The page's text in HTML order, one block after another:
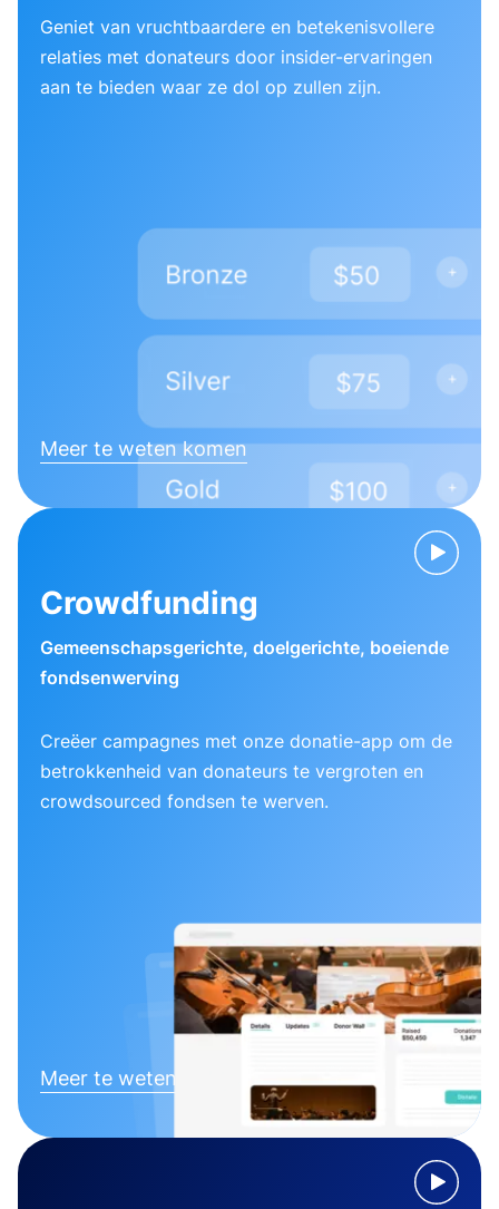
Geniet van vruchtbaardere en betekenisvollere
relaties met donateurs door insider-ervaringen
aan te bieden waar ze dol op zullen zijn.
Meer te weten komen
Crowdfunding
Gemeenschapsgerichte, doelgerichte, boeiende
fondsenwerving
Creëer campagnes met onze donatie-app om de
betrokkenheid van donateurs te vergroten en
crowdsourced fondsen te werven.
Meer te weten komen